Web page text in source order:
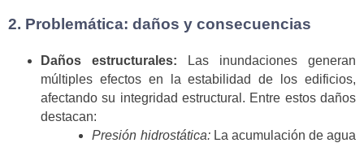
2. Problemática: daños y consecuencias
Daños estructurales: Las inundaciones generan
múltiples efectos en la estabilidad de los edificios,
afectando su integridad estructural. Entre estos daños
destacan:
Presión hidrostática:La acumulación de agua